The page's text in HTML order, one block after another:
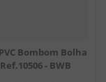
Bombom Bolha
- BWB